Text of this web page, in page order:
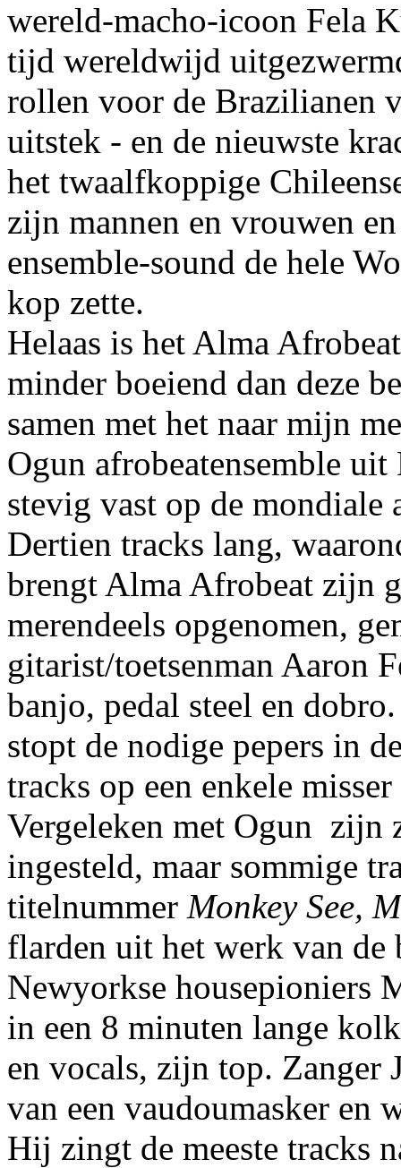
wereld-macho-icoon Fela
tijd wereldwijd
rollen voor de Brazilianen
uitstek - en de nieuwste
het twaalfkoppige
zijn mannen en vrouwen
ensemble-sound de hele
kop zette.
Helaas is het Alma
minder boeiend dan deze
samen met het naar mijn
Ogun afrobeatensemble
stevig vast op de mondiale
Dertien tracks lang,
brengt Alma Afrobeat zijn
merendeels opgenomen,
gitarist/toetsenman Aaron
banjo, pedal steel en
stopt de nodige pepers in
tracks op een enkele
Vergeleken met Ogun zijn
ingesteld, maar sommige
titelnummer Monkey See,
flarden uit het werk van de
Newyorkse housepioniers
in een 8 minuten lange
en vocals, zijn top. Zanger
van een vaudoumasker en
Hij zingt de meeste tracks